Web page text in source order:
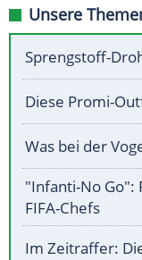
Unsere
Sprengstoff-
Diese Promi-
Was bei der
"Infanti-No Go":
FIFA-Chefs
Im Zeitraffer: